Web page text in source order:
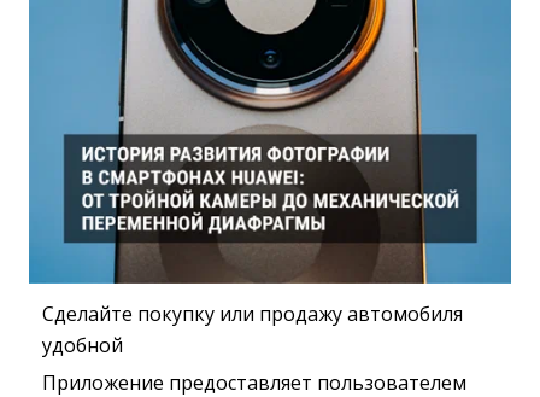
Сделайте покупку или продажу автомобиля
удобной
Приложение предоставляет пользователем